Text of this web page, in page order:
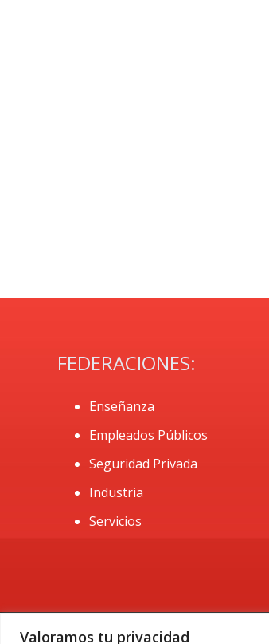
Valoramos tu privacidad
FEDERACIONES:
Enseñanza
Empleados Públicos
Seguridad Privada
Industria
Servicios